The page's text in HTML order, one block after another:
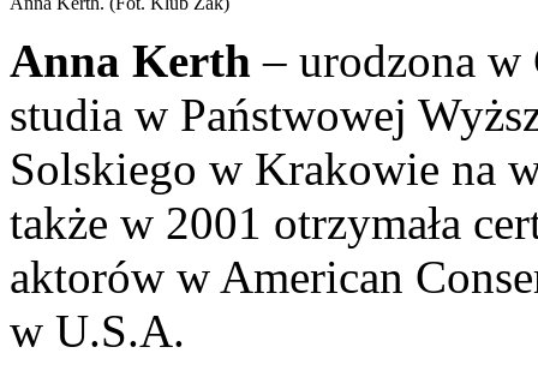
Anna Kerth – urodzona w
studia w Państwowej
Solskiego w Krakowie na
także w 2001 otrzymała
aktorów w American
w U.S.A.